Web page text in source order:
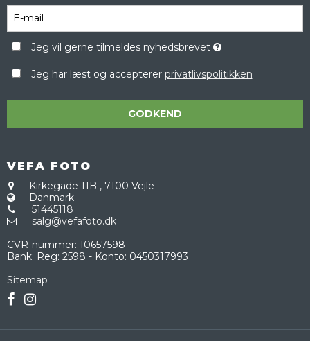
Jeg vil gerne tilmeldes nyhedsbrevet
Jeg har læst og accepterer privatlivspolitikken
GODKEND
VEFA FOTO
Kirkegade 11B , 7100 Vejle
Danmark
51445118
salg@vefafoto.dk
CVR-nummer: 10657598
Bank: Reg: 2598 - Konto: 0450317993
Sitemap